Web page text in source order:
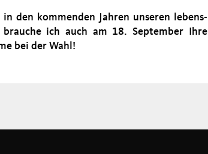
den kommenden Jahren unseren lebens-
ich auch am 18. September Ihre
bei der Wahl!